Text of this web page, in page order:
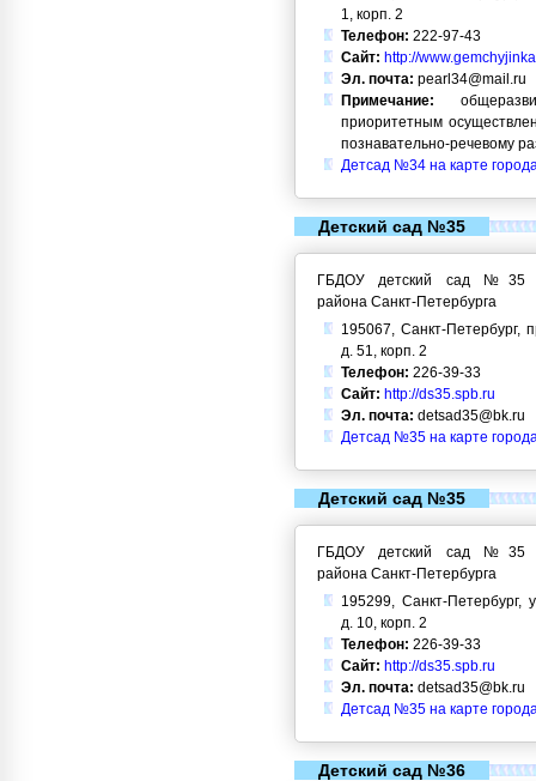
1, корп. 2
Телефон: 222-97-43
Сайт: http://
Эл. почта: pearl34@mail.ru
Примечание:
приоритетным
познавательно-речевому
Детсад №34 на карте
Детский сад №35
ГБДОУ детский сад №35
района Санкт-Петербурга
195067, Санкт-
д. 51, корп. 2
Телефон: 226-39-33
Сайт: http://ds35.spb.ru
Эл. почта: detsad35@bk.ru
Детсад №35 на карте
Детский сад №35
ГБДОУ детский сад №35
района Санкт-Петербурга
195299, Санкт-Петербург,
д. 10, корп. 2
Телефон: 226-39-33
Сайт: http://ds35.spb.ru
Эл. почта: detsad35@bk.ru
Детсад №35 на карте
Детский сад №36